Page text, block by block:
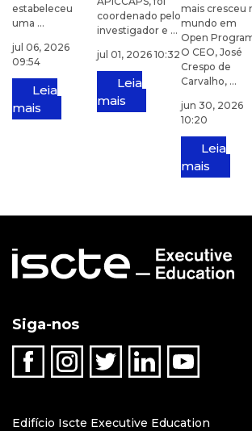
estabeleceu
uma ...
jul 06, 2026
09:54
Leia
mais
coordenado pelo
investigador e ...
jul 01, 2026 10:32
Leia
mais
mais cresceu
mundo em
Open
O CEO, José
Crespo de
Carvalho, ...
jun 30, 2026
10:20
Leia
mais
Siga-nos
Edifício Iscte Executive Education